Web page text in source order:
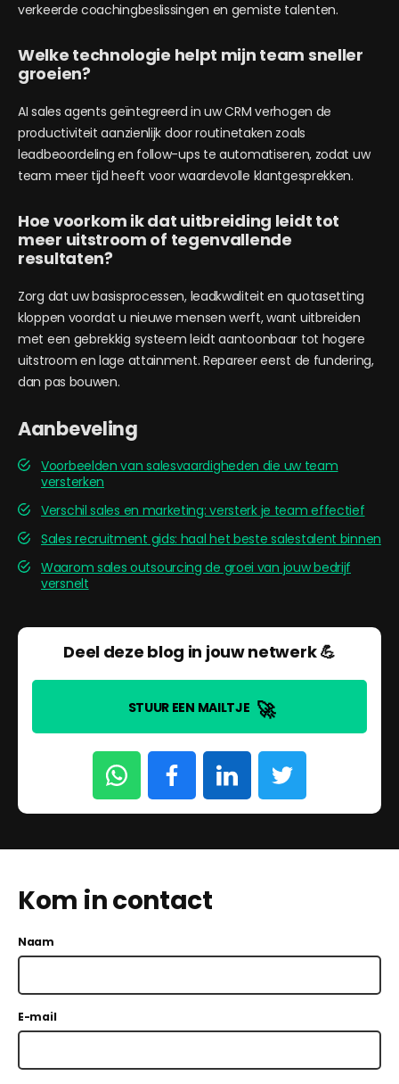
verkeerde coachingbeslissingen en gemiste talenten.
Welke technologie helpt mijn team sneller
groeien?
AI sales agents geïntegreerd in uw CRM verhogen de
productiviteit aanzienlijk door routinetaken zoals
leadbeoordeling en follow-ups te automatiseren, zodat uw
team meer tijd heeft voor waardevolle klantgesprekken.
Hoe voorkom ik dat uitbreiding leidt tot
meer uitstroom of tegenvallende
resultaten?
Zorg dat uw basisprocessen, leadkwaliteit en quotasetting
kloppen voordat u nieuwe mensen werft, want uitbreiden
met een gebrekkig systeem leidt aantoonbaar tot hogere
uitstroom en lage attainment. Repareer eerst de fundering,
dan pas bouwen.
Aanbeveling
Voorbeelden van salesvaardigheden die uw team
versterken
Verschil sales en marketing: versterk je team effectief
Sales recruitment gids: haal het beste salestalent binnen
Waarom sales outsourcing de groei van jouw bedrijf
versnelt
Deel deze blog in jouw netwerk 💪
STUUR EEN MAILTJE 🚀
Kom in contact
Naam
E-mail